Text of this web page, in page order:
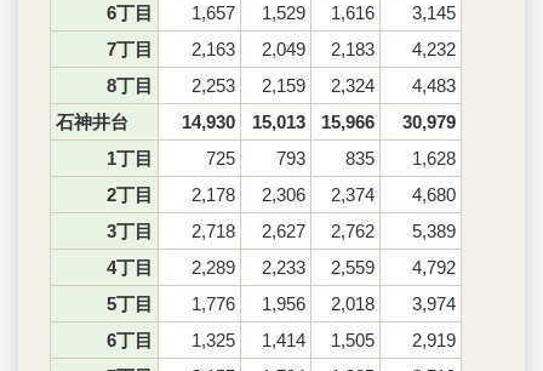
6丁目
1,657 1,529 1,616
3,145
7丁目
2,163 2,049 2,183
4,232
8丁目
2,253 2,159 2,324
4,483
石神井台
14,930 15,013 15,966
30,979
1丁目
725 793 835
1,628
2丁目
2,178 2,306 2,374
4,680
3丁目
2,718 2,627 2,762
5,389
4丁目
2,289 2,233 2,559
4,792
5丁目
1,776 1,956 2,018
3,974
6丁目
1,325 1,414 1,505
2,919